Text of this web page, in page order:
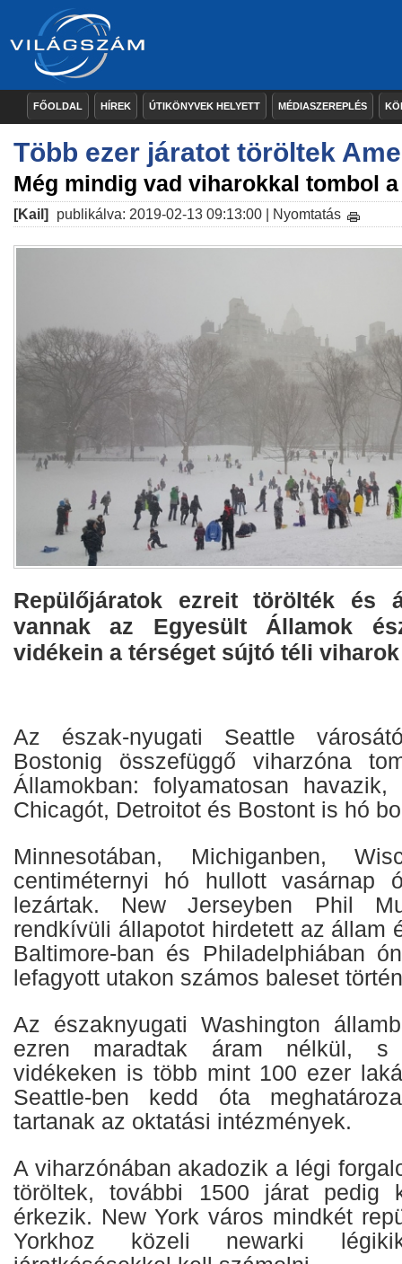
FŐOLDAL HÍREK ÚTIKÖNYVEK HELYETT MÉDIASZEREPLÉS
Több ezer járatot töröltek
Még mindig vad viharokkal tombol
[Kail] publikálva: 2019-02-13 09:13:00 | Nyomtatás
Repülőjáratok ezreit törölték és
vannak az Egyesült Államok
vidékein a térséget sújtó téli
Az észak-nyugati Seattle
Bostonig összefüggő viharzóna
Államokban: folyamatosan
Chicagót, Detroitot és Bostont is hó
Minnesotában, Michiganben,
centiméternyi hó hullott vasárnap
lezártak. New Jerseyben Phil
rendkívüli állapotot hirdetett az állam
Baltimore-ban és Philadelphiában
lefagyott utakon számos baleset
Az északnyugati Washington
ezren maradtak áram nélkül, s
vidékeken is több mint 100 ezer
Seattle-ben kedd óta
tartanak az oktatási intézmények.
A viharzónában akadozik a légi
töröltek, további 1500 járat pedig
érkezik. New York város mindkét
Yorkhoz közeli newarki